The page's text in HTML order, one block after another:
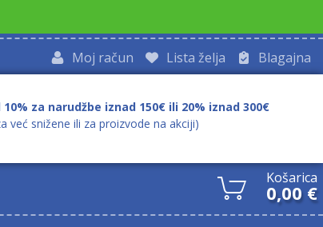
Blagajna
Lista želja
Moj račun
za narudžbe iznad 150€ ili 20% iznad 300€
već snižene ili za proizvode na akciji)
Košarica
0,00 €